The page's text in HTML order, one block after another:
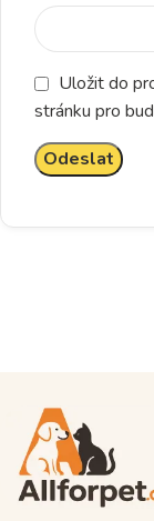
Uložit do
stránku pro